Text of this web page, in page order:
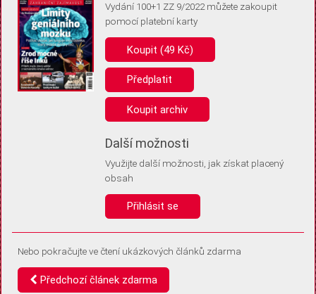
Pro základní fungování webu nepotřebujeme ukládat žádné informace
(tzv. cookies apod.). Rádi bychom vás ale požádali o souhlas s
uložením volitelných informací:
Anonymní unikátní ID
Díky němu příště poznáme, že se jedná o stejné zařízení, a
Identifikátor je zcela anonymní.
Vaše souhlasy a odmítnutí si ukládáme do vašeho zařízení, abychom se
vás už příště znovu neptali. Můžete je kdykoli později upravit ve Správě
Vydání 100+1 ZZ 9/2022 můžete zakoupit
pomocí platební karty
Koupit (49 Kč)
Předplatit
Koupit archiv
Další možnosti
Využijte další možnosti, jak získat placený
obsah
Přihlásit se
Nebo pokračujte ve čtení ukázkových článků zdarma
Předchozí článek zdarma